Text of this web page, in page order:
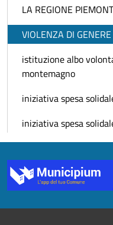
LA REGIONE
VIOLENZA DI GENERE
istituzione albo
montemagno
iniziativa spesa
iniziativa spesa